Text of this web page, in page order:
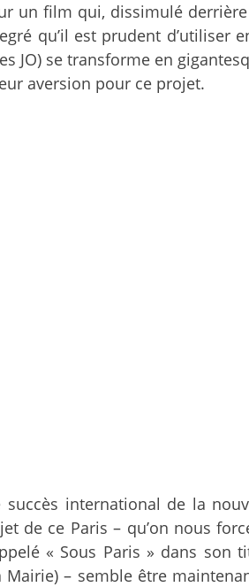
un film qui, dissimulé
qu’il est prudent d’utiliser
JO) se transforme en
aversion pour ce projet.
international de la
de ce Paris – qu’on nous
« Sous Paris » dans son
– semble être